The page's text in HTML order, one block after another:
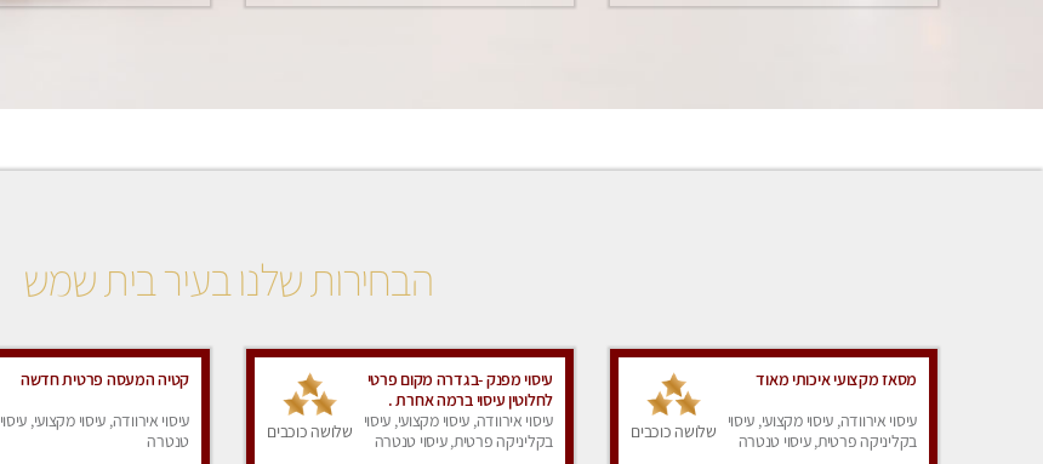
הבחירות שלנו בעיר בית שמש
מסאז מקצועי איכותי מאוד
עיסוי אירוודה, עיסוי מקצועי, עיסוי
בקליניקה פרטית, עיסוי טנטרה
שלושה כוכבים
עיסוי מפנק -בגדרה מקום פרטי
לחלוטין עיסוי ברמה אחרת .
עיסוי אירוודה, עיסוי מקצועי, עיסוי
בקליניקה פרטית, עיסוי טנטרה
שלושה כוכבים
קטיה המעסה פרטית חדשה
עיסוי אירוודה, עיסוי מקצועי, עיסוי
טנטרה